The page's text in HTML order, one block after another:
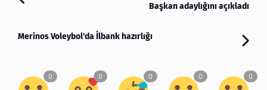
Başkan adaylığını açıkladı
Merinos Voleybol'da İlbank hazırlığı